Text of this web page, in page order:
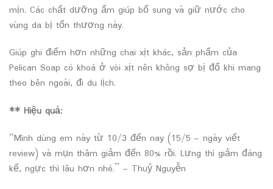
mịn. Các chất dưỡng ẩm giúp bổ sung và giữ nước cho
vùng da bị tổn thương này.
Giúp ghi điểm hơn những chai xịt khác, sản phẩm của
Pelican Soap có khoá ở vòi xịt nên không sợ bị đổ khi mang
theo bên ngoài, đi du lịch.
** Hiệu quả:
“Mình dùng em này từ 10/3 đến nay (15/5 – ngày viết
review) và mụn thâm giảm đến 80% rồi. Lưng thì giảm đáng
kể, ngực thì lâu hơn nhé.” – Thuỷ Nguyễn